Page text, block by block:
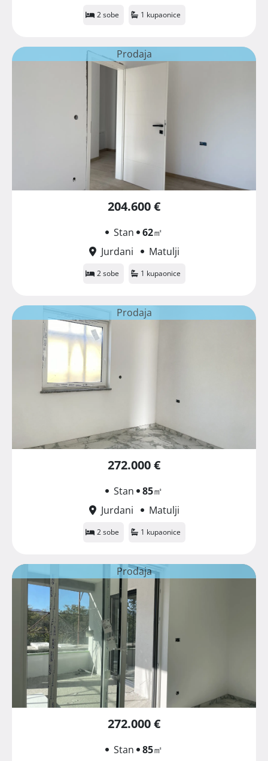
2 sobe 1 kupaonice
Prodaja
204.600 €
Stan 62㎡
Jurdani
Matulji
2 sobe 1 kupaonice
Prodaja
272.000 €
Stan 85㎡
Jurdani
Matulji
2 sobe 1 kupaonice
Prodaja
272.000 €
Stan 85㎡